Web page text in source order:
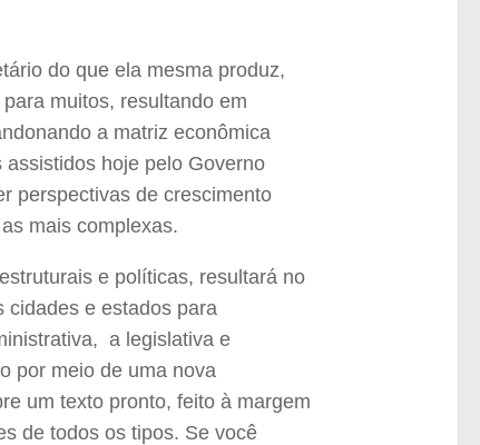
do que ela mesma produz,
muitos, resultando em
a matriz econômica
assistidos hoje pelo Governo
perspectivas de crescimento
mais complexas.
e políticas, resultará no
cidades e estados para
a legislativa e
por meio de uma nova
um texto pronto, feito à margem
de todos os tipos. Se você